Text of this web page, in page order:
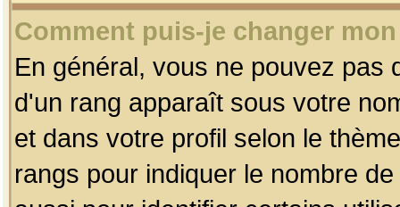
Comment puis-je changer
En général, vous ne pouvez pas
d'un rang apparaît sous votre
et dans votre profil selon le
rangs pour indiquer le nombre